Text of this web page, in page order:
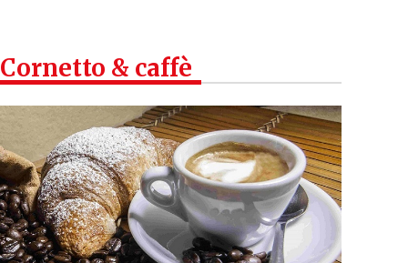
Cornetto & caffè